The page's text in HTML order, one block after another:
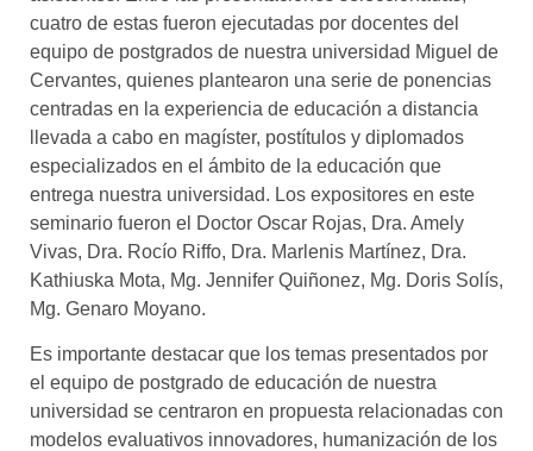
cuatro de estas fueron ejecutadas por docentes del
equipo de postgrados de nuestra universidad Miguel de
Cervantes, quienes plantearon una serie de ponencias
centradas en la experiencia de educación a distancia
llevada a cabo en magíster, postítulos y diplomados
especializados en el ámbito de la educación que
entrega nuestra universidad. Los expositores en este
seminario fueron el Doctor Oscar Rojas, Dra. Amely
Vivas, Dra. Rocío Riffo, Dra. Marlenis Martínez, Dra.
Kathiuska Mota, Mg. Jennifer Quiñonez, Mg. Doris Solís,
Mg. Genaro Moyano.
Es importante destacar que los temas presentados por
el equipo de postgrado de educación de nuestra
universidad se centraron en propuesta relacionadas con
modelos evaluativos innovadores, humanización de los